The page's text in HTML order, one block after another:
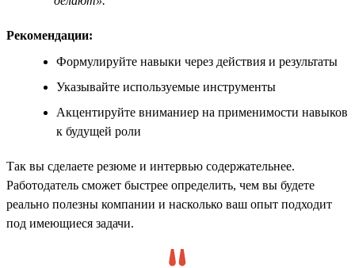
Рекомендации:
Формулируйте навыки через действия и результаты
Указывайте используемые инструменты
Акцентируйте вниманиер на применимости навыков
к будущей роли
Так вы сделаете резюме и интервью содержательнее.
Работодатель сможет быстрее определить, чем вы будете
реально полезны компании и насколько ваш опыт подходит
под имеющиеся задачи.